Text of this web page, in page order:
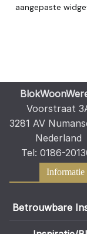
aangepaste
Voorstraat
3281 AV
Nederland
Tel: 0186-
Informatie
Betrouwbare